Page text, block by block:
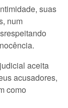
suas
num
aceita
acusadores,
como